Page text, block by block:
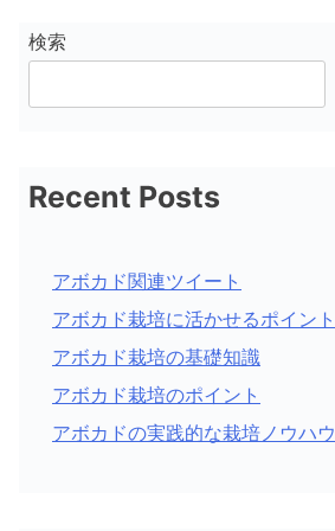
検索
Recent Posts
アボカド関連ツイート
アボカド栽培に活かせるポイント
アボカド栽培の基礎知識
アボカド栽培のポイント
アボカドの実践的な栽培ノウハウ